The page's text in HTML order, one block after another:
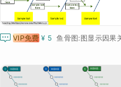
 VIP免费 ¥ 5 鱼骨图:图显示因果